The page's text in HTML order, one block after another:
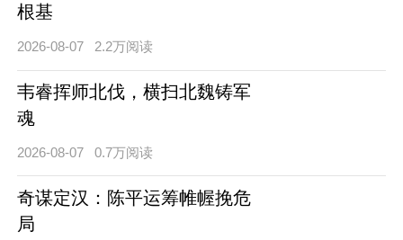
根基
2026-08-07 2.2万阅读
韦睿挥师北伐，横扫北魏铸军
魂
2026-08-07 0.7万阅读
奇谋定汉：陈平运筹帷幄挽危
局